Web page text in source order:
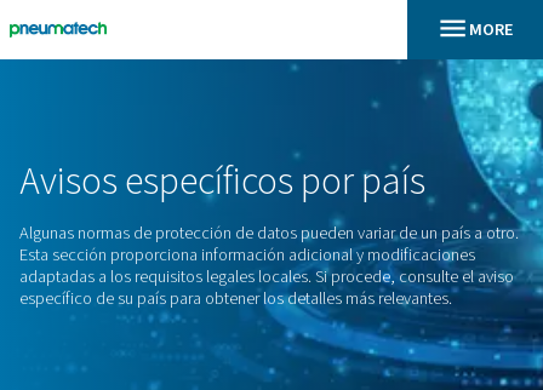
Avisosespecíficospor país
Algunas normas de protección de datos pueden variar de
Esta sección proporciona información adicional y
adaptadas a los requisitos legales locales. Si procede,
específico de su país para obtener los detalles más